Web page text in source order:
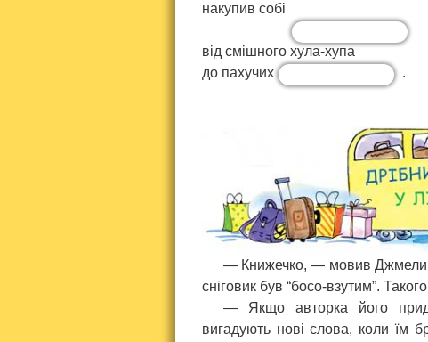
накупив собі
від смішного хула-хупа
до пахучих
.
— Книжечко, — мовив
сніговик був “босо-взутим”.
— Якщо авторка його
вигадують нові слова, коли їм